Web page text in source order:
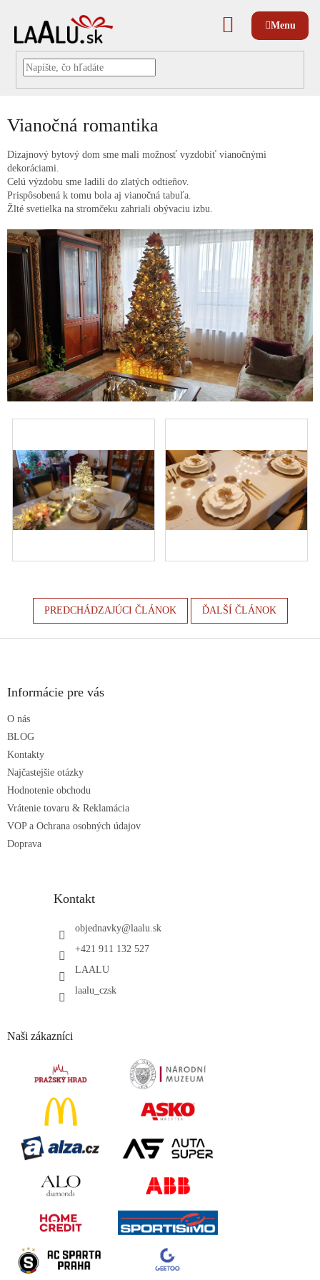
NÁKUPNÝ
KOŠÍK
Vianočná romantika
Dizajnový bytový dom sme mali možnosť vyzdobiť vianočnými
dekoráciami.
Celú výzdobu sme ladili do zlatých odtieňov.
Prispôsobená k tomu bola aj vianočná tabuľa.
Žlté svetielka na stromčeku zahriali obývaciu izbu.
PREDCHÁDZAJÚCI ČLÁNOK ĎALŠÍ ČLÁNOK
Informácie pre vás
O nás
BLOG
Kontakty
Najčastejšie otázky
Hodnotenie obchodu
Vrátenie tovaru & Reklamácia
VOP a Ochrana osobných údajov
Doprava
Kontakt
objednavky@laalu.sk
+421 911 132 527
LAALU
laalu_czsk
Naši zákazníci